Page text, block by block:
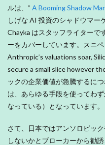
ルは、” A Booming Shadow
しげな AI 投資のシャドウマー
Chayka はスタッフライターで
ーをカバーしています。スニ
Anthropic’s valuations soar,
secure a small slice however
ックの企業価値が急騰するに
は、あらゆる手段を使ってわ
なっている）となっています。
さて、日本ではアンソロピッ
しないかとブローカーから勧